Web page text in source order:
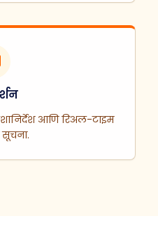
आणि रिअल-टाइम
सूचना.